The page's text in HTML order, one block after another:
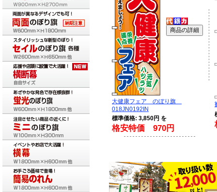
大健康フェア のぼり旗
018JN0192IN
標準価格: 3,850円 を
格安特価 970円